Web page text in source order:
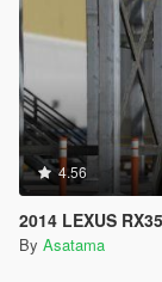
4.56
2014 LEXUS
By Asatama